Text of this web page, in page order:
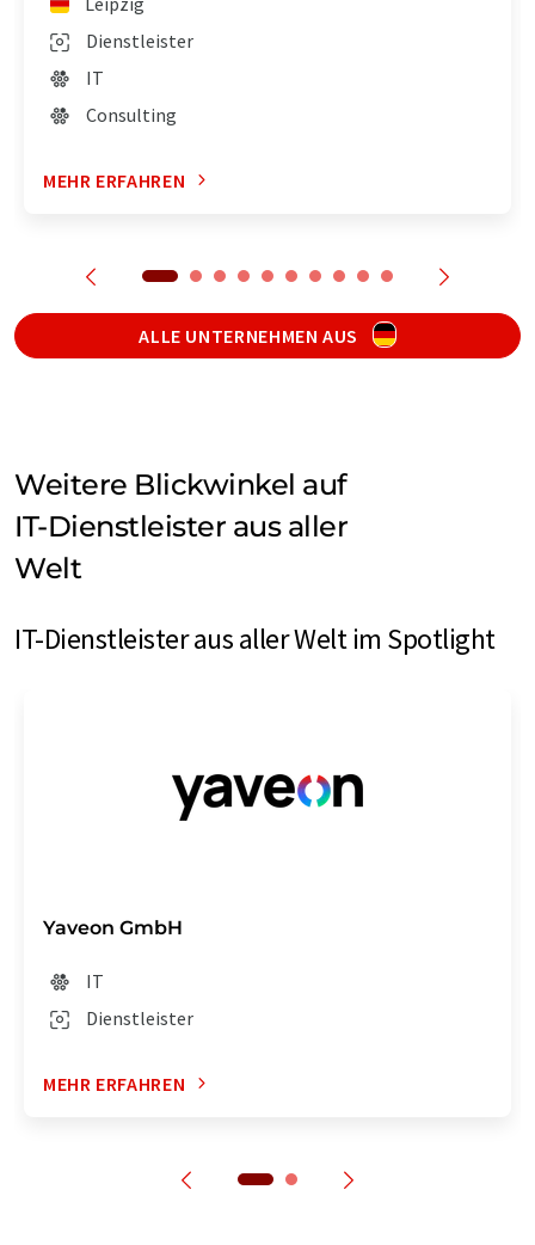
Dienstleister
IT
Consulting
MEHR ERFAHREN
ALLE UNTERNEHMEN AUS
Weitere Blickwinkel auf
IT-Dienstleister aus aller
Welt
IT-Dienstleister aus aller Welt im Spotlight
Yaveon GmbH
IT
Dienstleister
MEHR ERFAHREN